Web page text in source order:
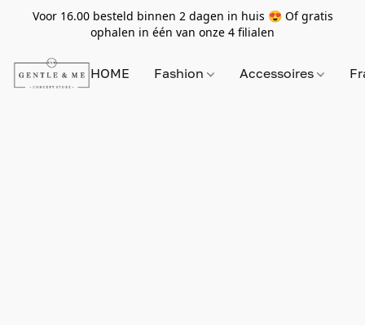
Voor 16.00 besteld binnen 2 dagen in huis 😍 Of gratis
ophalen in één van onze 4 filialen
HOME Fashion Accessoires